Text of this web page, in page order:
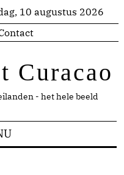
10 augustus 2026
Curacao
- het hele beeld